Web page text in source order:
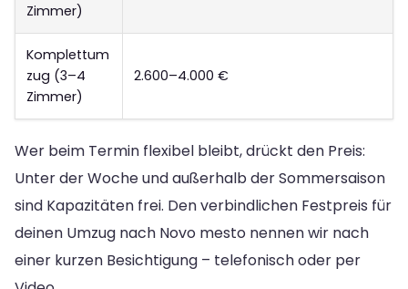
Zimmer)
Komplettum
zug (3–4
Zimmer)
2.600–4.000 €
Wer beim Termin flexibel bleibt, drückt den Preis:
Unter der Woche und außerhalb der Sommersaison
sind Kapazitäten frei. Den verbindlichen Festpreis für
deinen Umzug nach Novo mesto nennen wir nach
einer kurzen Besichtigung – telefonisch oder per